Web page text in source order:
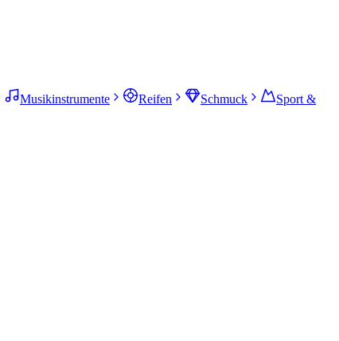
Musikinstrumente Reifen Schmuck
Sport &